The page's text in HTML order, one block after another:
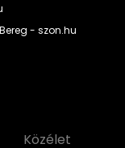
- szon.hu
Közélet